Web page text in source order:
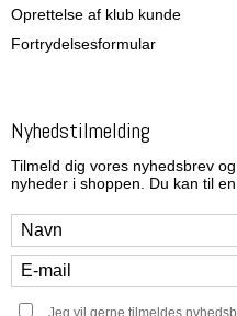
Oprettelse af klub kunde
Fortrydelsesformular
Nyhedstilmelding
Tilmeld dig vores nyhedsbrev
nyheder i shoppen. Du kan til